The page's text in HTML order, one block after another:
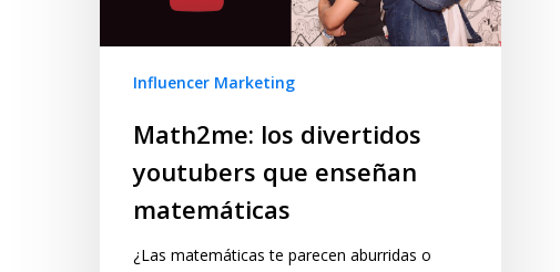
Influencer Marketing
Math2me: los divertidos
youtubers que enseñan
matemáticas
¿Las matemáticas te parecen aburridas o